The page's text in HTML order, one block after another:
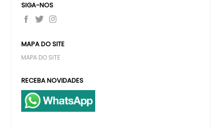
SIGA-NOS
MAPA DO SITE
MAPA DO SITE
RECEBA NOVIDADES